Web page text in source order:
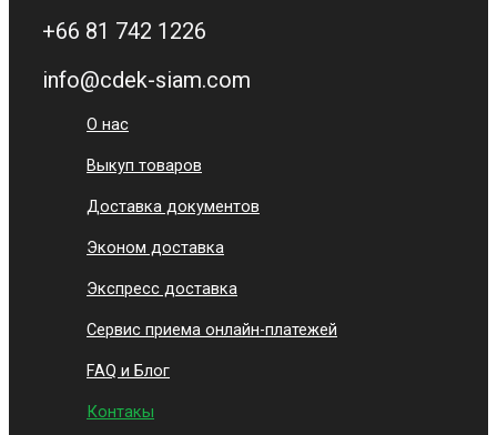
+66 81 742 1226
info@cdek-siam.com
О нас
Выкуп товаров
Доставка документов
Эконом доставка
Экспресс доставка
Сервис приема онлайн-платежей
FAQ и Блог
Контакы